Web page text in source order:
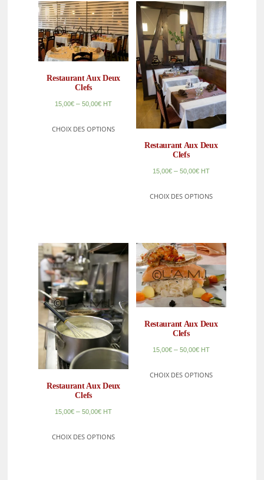
Restaurant Aux Deux
Clefs
15,00€ –50,00€ HT
CHOIX DES OPTIONS
Restaurant Aux Deux
Clefs
15,00€– 50,00€ HT
CHOIX DES OPTIONS
Restaurant Aux Deux
Clefs
15,00€ –50,00€ HT
CHOIX DES OPTIONS
Restaurant Aux Deux
Clefs
15,00€– 50,00€ HT
CHOIX DES OPTIONS